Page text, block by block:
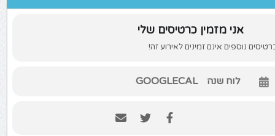
אני מזמין כרטיסים שלי
נוספים אינם זמינים לאירוע זה!
לוח שנה GOOGLECAL